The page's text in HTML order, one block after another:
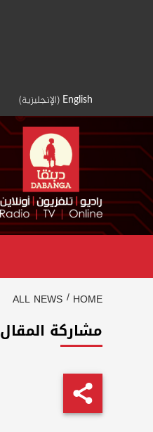
English
(الإنجليزية)
HOME
ALL NEWS
مشاركة المقال